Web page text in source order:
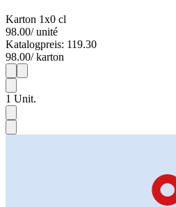
Karton 1x0 cl
98.00/ unité
Katalogpreis: 119.30
98.00/ karton
1
1 Unit.